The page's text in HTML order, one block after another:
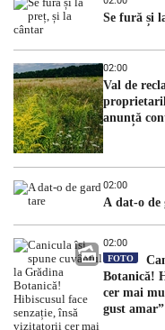
Se fură și
02:00
Val de
anunță
02:00
A dat-o de
02:00
FOTO
Botanică!
cer mai
gust amar”